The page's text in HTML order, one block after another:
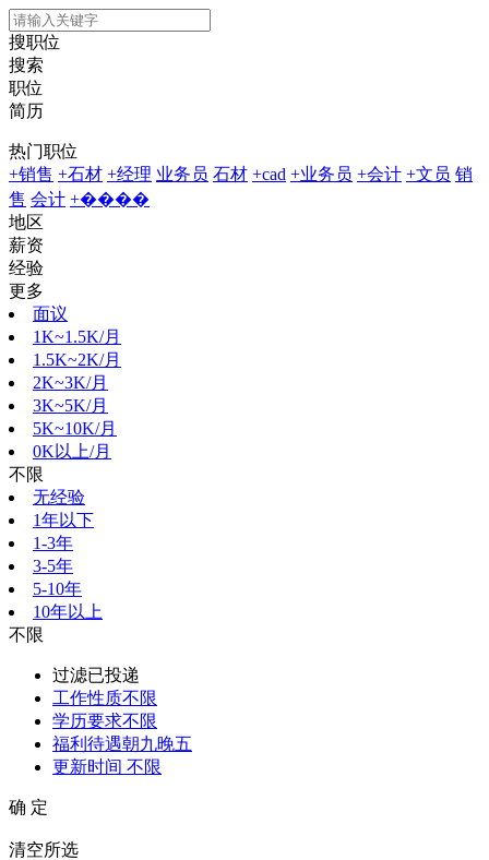
搜职位
搜索
职位
简历
热门职位
+销售 +石材 +经理 业务员 石材 +cad +业务员 +会计 +文员 销
售 会计 +����
地区
薪资
经验
更多
面议
1K~1.5K/月
1.5K~2K/月
2K~3K/月
3K~5K/月
5K~10K/月
0K以上/月
不限
无经验
1年以下
1-3年
3-5年
5-10年
10年以上
不限
过滤已投递
工作性质不限
学历要求不限
福利待遇朝九晚五
更新时间 不限
确 定
清空所选